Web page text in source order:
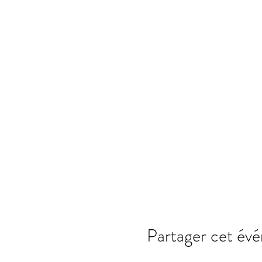
Partager cet